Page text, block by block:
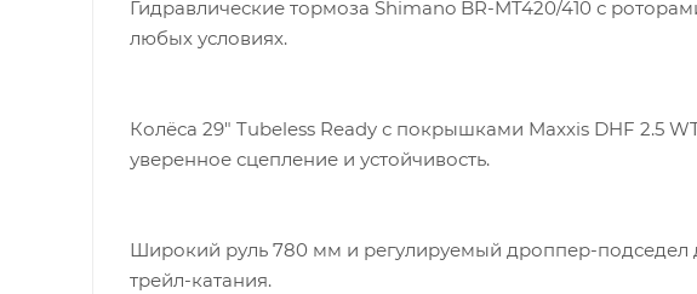
Гидравлические тормоза Shimano BR-MT420/410 с
любых условиях.
Колёса 29" Tubeless Ready с покрышками Maxxis DHF 2.5
уверенное сцепление и устойчивость.
Широкий руль 780 мм и регулируемый дроппер-подседел
трейл-катания.